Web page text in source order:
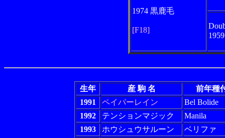
1974 黒鹿毛
[F18]
生年 産 駒 名
前年種
1991
ペイパーレイン
Bel Bolide
1992
テンションマジック
Manila
1993
ホウシュウサルーン
ベリファ